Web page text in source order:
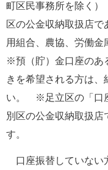
町区民事務所を除く）
区の公金収納取扱店
用組合、農協、労働
※預（貯）金口座のあ
きを希望される方は、
い。　※足立区の「口
別区の公金収納取扱店
す。
口座振替していない